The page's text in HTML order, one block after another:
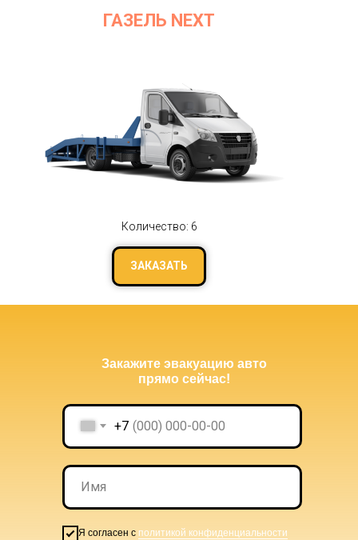
ГАЗЕЛЬ NEXT
Количество: 6
ЗАКАЗАТЬ
Закажите эвакуацию авто
прямо сейчас!
+7
Я согласен с политикой конфиденциальности